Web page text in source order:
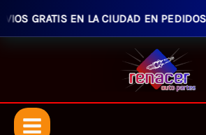
GRATIS EN LA CIUDAD EN PEDIDOS